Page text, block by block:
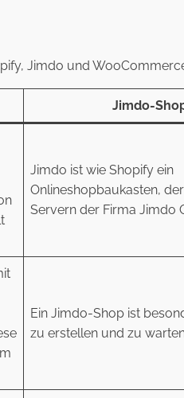
Jimdo und
Jimdo-
Jimdo ist wie Shopify ein
Onlineshopbaukasten,
Servern der Firma Jimdo
Ein Jimdo-Shop ist
zu erstellen und zu